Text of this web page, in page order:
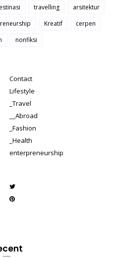
travelling
arsitektur
Kreatif
cerpen
nonfiksi
Contact
Lifestyle
_Travel
__Abroad
_Fashion
_Health
enterpreneurship